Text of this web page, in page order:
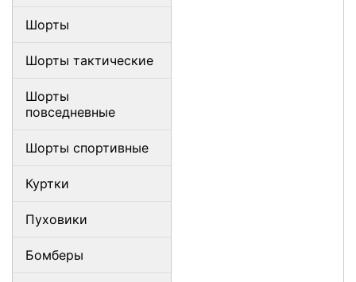
Шорты
Шорты тактические
Шорты
повседневные
Шорты спортивные
Куртки
Пуховики
Бомберы